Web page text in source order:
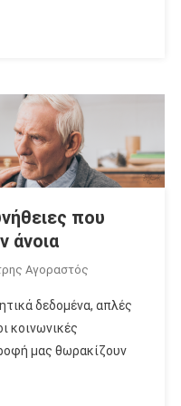
που
άνοια
Αγοραστός
δεδομένα, απλές
κοινωνικές
μας θωρακίζουν